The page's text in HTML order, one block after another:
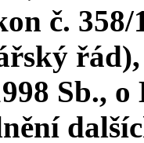
č.
Sb.,